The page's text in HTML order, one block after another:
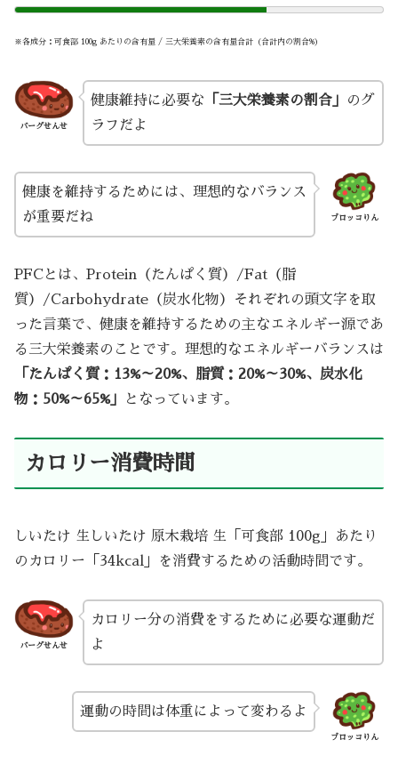
※各成分：可食部 100g あたりの含有量 / 三大栄養素の含有量合計（合計内の割合%）
バーグせんせ
健康維持に必要な 「三大栄養素の割合」
のグ
ラフだよ
ブロッコりん
健康を維持するためには、理想的なバランス
が重要だね
PFCとは、Protein（たんぱく質）/Fat（脂
質）/Carbohydrate（炭水化物）それぞれの頭文字を取
った言葉で、健康を維持するための主なエネルギー源であ
る三大栄養素のことです。理想的なエネルギーバランスは
「たんぱく質：13%～20%、脂質：20%～30%、炭水化
物：50%～65%」
となっています。
カロリー消費時間
しいたけ 生しいたけ 原木栽培 生「可食部 100g」あたり
のカロリー「34kcal」を消費するための活動時間です。
バーグせんせ
カロリー分の消費をするために必要な運動だ
よ
ブロッコりん
運動の時間は体重によって変わるよ